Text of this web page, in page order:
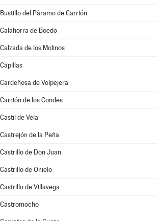
Bustillo del Páramo de Carrión
Calahorra de Boedo
Calzada de los Molinos
Capillas
Cardeñosa de Volpejera
Carrión de los Condes
Castil de Vela
Castrejón de la Peña
Castrillo de Don Juan
Castrillo de Onielo
Castrillo de Villavega
Castromocho